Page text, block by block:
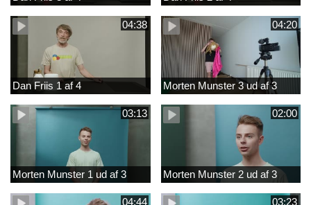
04:38
Dan Friis 1 af 4
04:20
Morten Munster 3 ud af 3
03:13
Morten Munster 1 ud af 3
02:00
Morten Munster 2 ud af 3
04:44 03:23